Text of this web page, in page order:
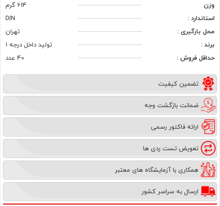
وزن
614 گرم
استاندارد :
DIN
محل بارگیری :
تهران
برند :
تولید داخل درجه 1
حداقل فروش :
40 عدد
تضمین کیفیت
ضمانت بازگشت وجه
ارائه فاکتور رسمی
تعویض تست ردی ها
همکاری با آزمایشگاه های معتبر
ارسال به سراسر کشور